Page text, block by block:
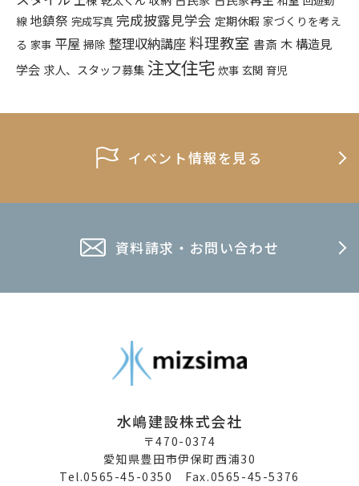
線 地鎮祭 完成写真 完成披露見学会 定期休暇 家づくりを考え
る 家事 平屋 掃除 整理収納講座料理教室 書斎 木構造見
学会 求人、スタッフ募集注文住宅 炊事 玄関 育児
イベント情報を見る
資料請求・お問い合わせ
水嶋建設株式会社
〒470-0374
愛知県豊田市伊保町西浦30
Tel.0565-45-0350 Fax.0565-45-5376